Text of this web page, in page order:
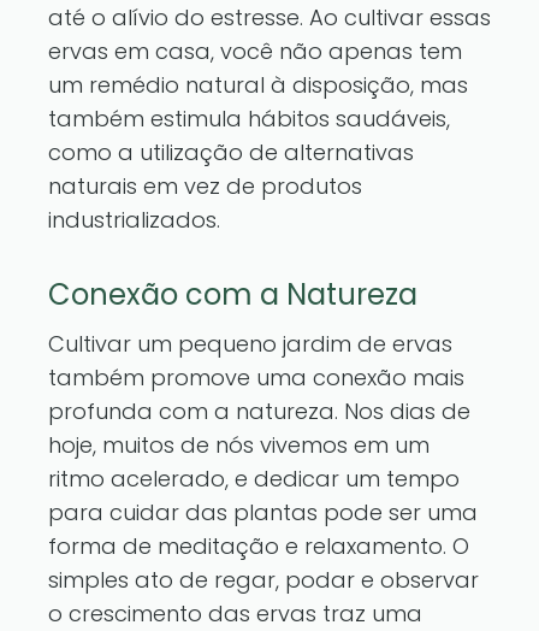
até o alívio do estresse. Ao cultivar essas
ervas em casa, você não apenas tem
um remédio natural à disposição, mas
também estimula hábitos saudáveis,
como a utilização de alternativas
naturais em vez de produtos
industrializados.
Conexão com a Natureza
Cultivar um pequeno jardim de ervas
também promove uma conexão mais
profunda com a natureza. Nos dias de
hoje, muitos de nós vivemos em um
ritmo acelerado, e dedicar um tempo
para cuidar das plantas pode ser uma
forma de meditação e relaxamento. O
simples ato de regar, podar e observar
o crescimento das ervas traz uma